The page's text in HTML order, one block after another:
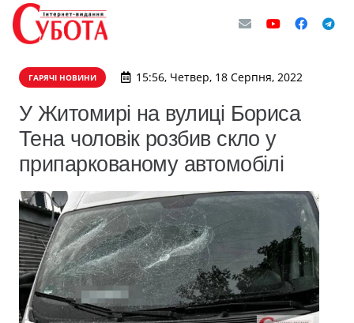
ГАРЯЧІ НОВИНИ 15:56, Четвер, 18 Серпня, 2022
​У Житомирі на вулиці Бориса
Тена чоловік розбив скло у
припаркованому автомобілі